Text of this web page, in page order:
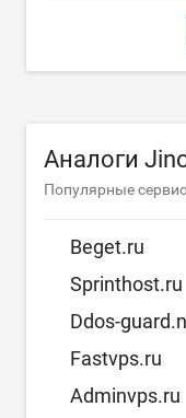
Аналоги
Популярные
Beget.ru
Sprinthost.ru
Ddos-
Fastvps.ru
Adminvps.ru